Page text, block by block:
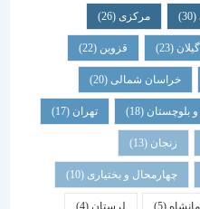
مرکزی (26)
قزوین
شمالی(20)
(18) تهران
و بختیاری (10)